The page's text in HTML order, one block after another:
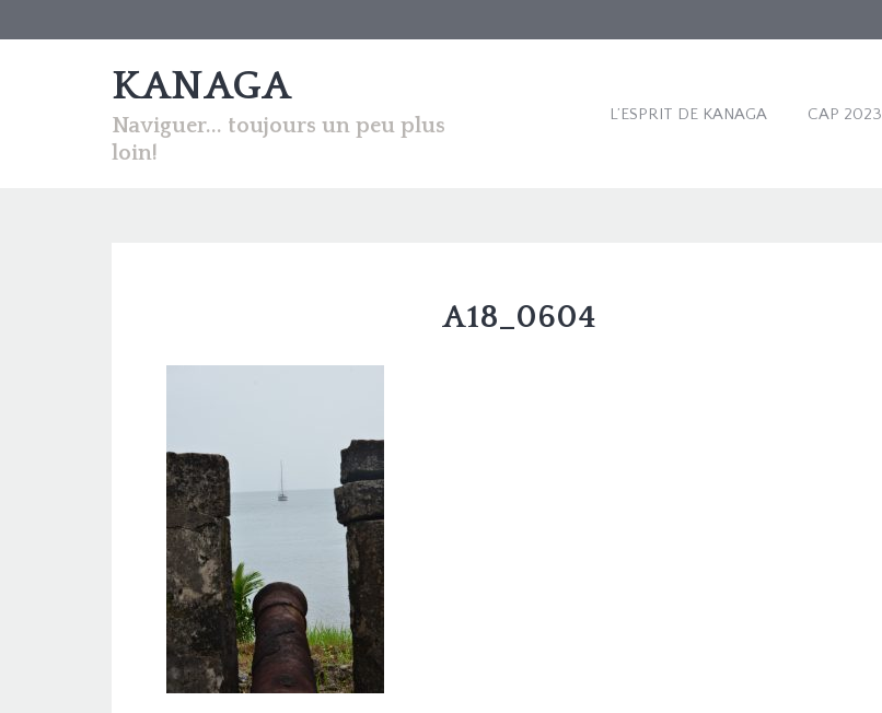
KANAGA
Naviguer... toujours un peu plus
loin!
L’ESPRIT DE KANAGA CAP 2023
A18_0604